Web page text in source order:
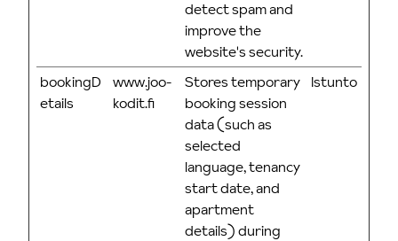
detect spam and
improve the
website's security.
bookingD
etails
www.joo-
kodit.fi
Stores temporary
booking session
data (such as
selected
language, tenancy
start date, and
apartment
details) during
Istunto